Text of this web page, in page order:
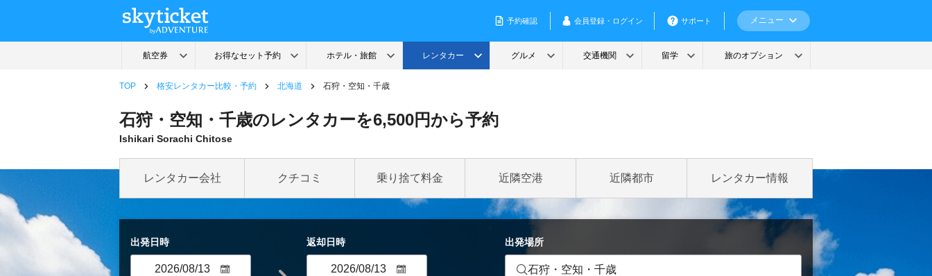
TOP 格安レンタカー比較・予約 北海道 石狩・空知・千歳
石狩・空知・千歳のレンタカーを6,500円から予約
Ishikari Sorachi Chitose
レンタカー会社 クチコミ 乗り捨て料金 近隣空港 近隣都市 レンタカー情報
出発日時 返却日時 出発場所
石狩・空知・千歳